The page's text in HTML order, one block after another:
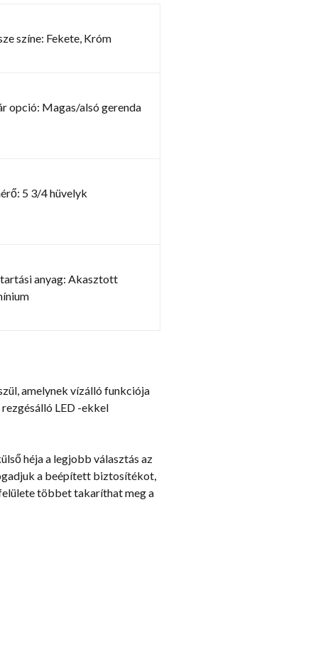
színe: Fekete, Króm
opció: Magas/alsó gerenda
5 3/4 hüvelyk
anyag: Akasztott
amelynek vízálló funkciója
rezgésálló LED -ekkel
héja a legjobb választás az
a beépített biztosítékot,
többet takaríthat meg a